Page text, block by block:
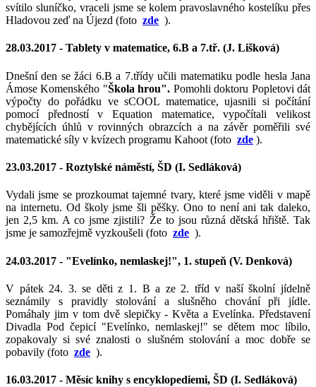
svítilo sluníčko, vraceli jsme se kolem pravoslavného kostelíku přes
Hladovou zeď na Újezd (foto zde ).
28.03.2017 - Tablety v matematice, 6.B a 7.tř. (J. Lišková)
Dnešní den se žáci 6.B a 7.třídy učili matematiku podle hesla Jana
Ámose Komenského "Škola hrou". Pomohli doktoru Popletovi dát
výpočty do pořádku ve sCOOL matematice, ujasnili si počítání
pomocí předností v Equation matematice, vypočítali velikost
chybějících úhlů v rovinných obrazcích a na závěr poměřili své
matematické síly v kvízech programu Kahoot (foto zde ).
23.03.2017 - Roztylské náměstí, ŠD (I. Sedláková)
Vydali jsme se prozkoumat tajemné tvary, které jsme viděli v mapě
na internetu. Od školy jsme šli pěšky. Ono to není ani tak daleko,
jen 2,5 km. A co jsme zjistili? Že to jsou různá dětská hřiště. Tak
jsme je samozřejmě vyzkoušeli (foto zde ).
24.03.2017 - "Evelínko, nemlaskej!", 1. stupeň (V. Denková)
V pátek 24. 3. se děti z 1. B a ze 2. tříd v naší školní jídelně
seznámily s pravidly stolování a slušněho chování při jídle.
Pomáhaly jim v tom dvě slepičky - Květa a Evelínka. Představení
Divadla Pod čepicí "Evelínko, nemlaskej!" se dětem moc líbilo,
zopakovaly si své znalosti o slušném stolování a moc dobře se
pobavily (foto zde ).
16.03.2017 - Měsíc knihy s encyklopediemi, ŠD (I. Sedláková)